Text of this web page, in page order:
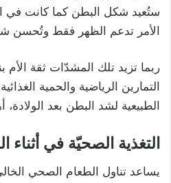
ستُعيد شكل البطن كما كانت في
الأمر تدعم الظهر فقط وتُحسن
ربما تزيد تلك المشدّات ثقة الأم
التمارين الرياضية والحمية
الطبيعية لشد البطن بعد الولادة،
التغذية الصحيّة في أثناء
يساعد تناول الطعام الصحي